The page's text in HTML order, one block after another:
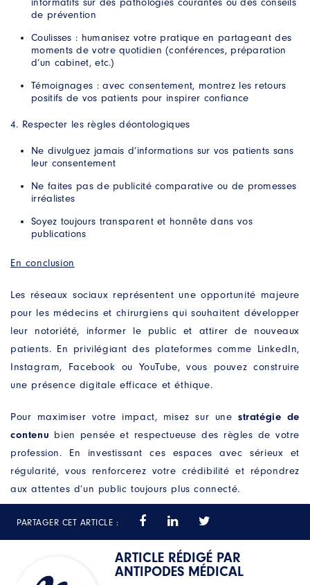
de prévention
Coulisses : humanisez votre pratique en partageant des
moments de votre quotidien (conférences, préparation
d’un cabinet, etc.)
Témoignages : avec consentement, montrez les retours
positifs de vos patients pour inspirer confiance
Respecter les règles déontologiques
Ne divulguez jamais d’informations sur vos patients sans
leur consentement
Ne faites pas de publicité comparative ou de promesses
irréalistes
Soyez toujours transparent et honnête dans vos
publications
En conclusion
Les réseaux sociaux représentent une opportunité majeure
pour les médecins et chirurgiens qui souhaitent développer
leur notoriété, informer le public et attirer de nouveaux
patients. En privilégiant des plateformes comme LinkedIn,
Instagram, Facebook ou YouTube, vous pouvez construire
une présence digitale efficace et éthique.
Pour maximiser votre impact, misez sur une stratégie de
contenu bien pensée et respectueuse des règles de votre
profession. En investissant ces espaces avec sérieux et
régularité, vous renforcerez votre crédibilité et répondrez
aux attentes d’un public toujours plus connecté.
PARTAGER CET ARTICLE :
ARTICLE RÉDIGÉ PAR
ANTIPODES MÉDICAL